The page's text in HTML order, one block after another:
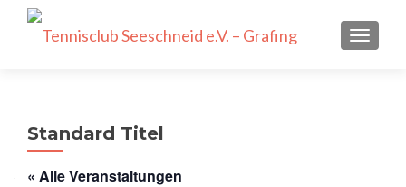
Standard Titel
« Alle Veranstaltungen